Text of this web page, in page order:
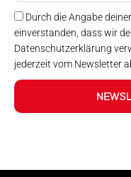
Durch die Angabe
einverstanden, dass wir
Datenschutzerklärung
jederzeit vom Newsletter